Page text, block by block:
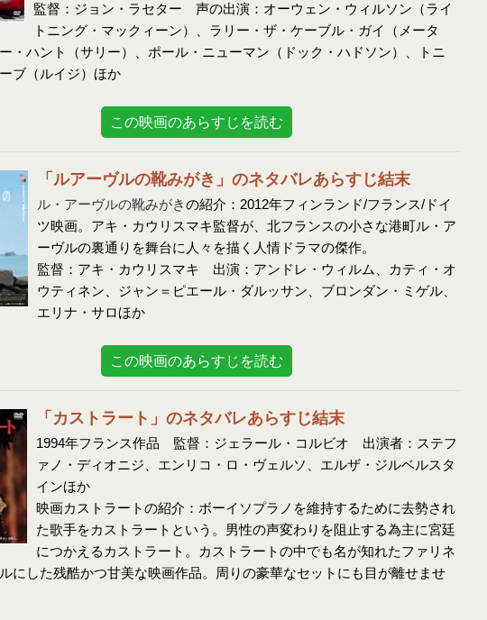
監督：ジョン・ラセター 声の出演：オーウェン・ウィルソン（ライ
トニング・マックィーン）、ラリー・ザ・ケーブル・ガイ（メータ
・ハント（サリー）、ポール・ニューマン（ドック・ハドソン）、トニ
ブ（ルイジ）ほか
この映画のあらすじを読む
「ルアーヴルの靴みがき」のネタバレあらすじ結末
ル・アーヴルの靴みがきの紹介：2012年フィンランド/フランス/ドイ
ツ映画。アキ・カウリスマキ監督が、北フランスの小さな港町ル・ア
ーヴルの裏通りを舞台に人々を描く人情ドラマの傑作。
監督：アキ・カウリスマキ 出演：アンドレ・ウィルム、カティ・オ
ウティネン、ジャン＝ピエール・ダルッサン、ブロンダン・ミゲル、
エリナ・サロほか
この映画のあらすじを読む
「カストラート」のネタバレあらすじ結末
1994年フランス作品 監督：ジェラール・コルビオ 出演者：ステフ
ァノ・ディオニジ、エンリコ・ロ・ヴェルソ、エルザ・ジルベルスタ
インほか
映画カストラートの紹介：ボーイソプラノを維持するために去勢され
た歌手をカストラートという。男性の声変わりを阻止する為主に宮廷
につかえるカストラート。カストラートの中でも名が知れたファリネ
にした残酷かつ甘美な映画作品。周りの豪華なセットにも目が離せませ